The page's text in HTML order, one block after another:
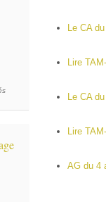
Le CA
Lire
Le CA
Lire
AG du 4
sur Karamogoboudou – Suite